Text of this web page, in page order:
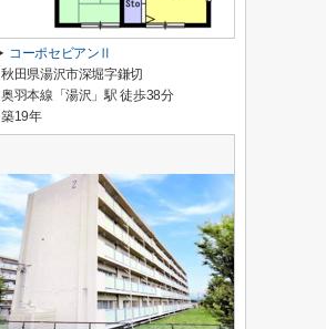
コーポセビアンⅡ
秋田県湯沢市深堀字鎌切
奥羽本線「湯沢」駅 徒歩38分
築19年